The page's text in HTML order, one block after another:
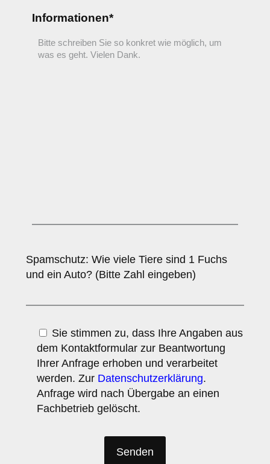
Informationen*
Spamschutz: Wie viele Tiere sind 1 Fuchs
und ein Auto? (Bitte Zahl eingeben)
Sie stimmen zu, dass Ihre Angaben aus
dem Kontaktformular zur Beantwortung
Ihrer Anfrage erhoben und verarbeitet
werden. Zur Datenschutzerklärung.
Anfrage wird nach Übergabe an einen
Fachbetrieb gelöscht.